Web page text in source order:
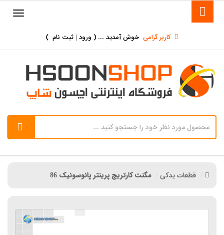
کاربر گرامی خوش آمدید ... ( ورود | ثبت نام )
قطعات یدکی مگنت کارتریج پرینتر پانوسونیک 86